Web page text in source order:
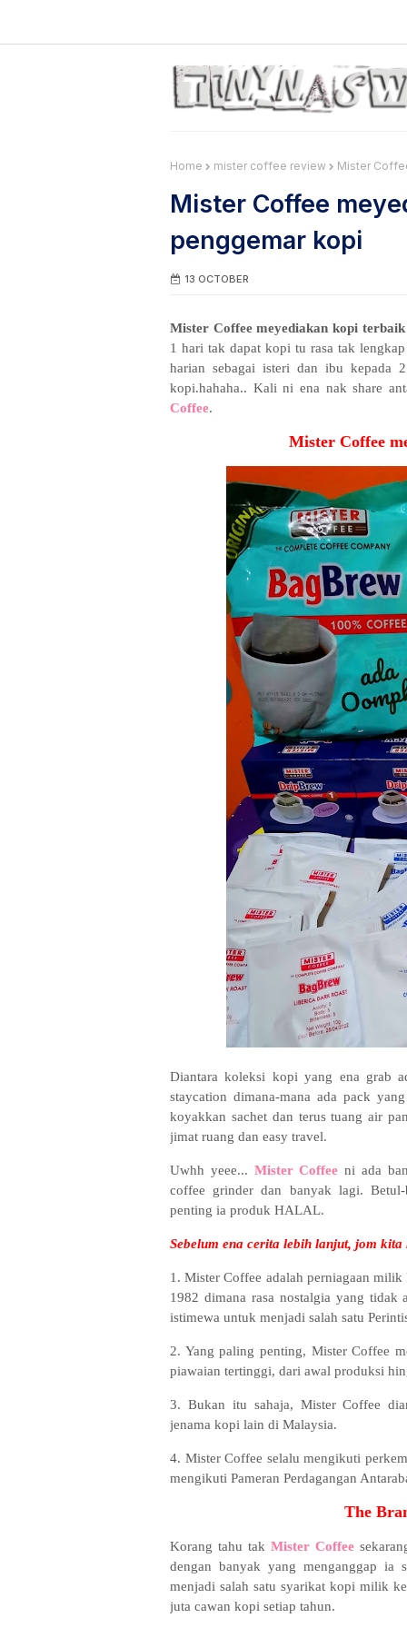
Home mister coffee review Mister
Mister Coffee
penggemar kopi
13 OCTOBER
Mister Coffee meyediakan kopi
1 hari tak dapat kopi tu rasa tak
harian sebagai isteri dan ibu kepada
kopi.hahaha.. Kali ni ena nak share
Coffee.
Mister Coffee
Diantara koleksi kopi yang ena grab
staycation dimana-mana ada pack
koyakkan sachet dan terus tuang air
jimat ruang dan easy travel.
Uwhh yeee... Mister Coffee ni ada
coffee grinder dan banyak lagi.
penting ia produk HALAL.
Sebelum ena cerita lebih lanjut, jom
1. Mister Coffee adalah perniagaan
1982 dimana rasa nostalgia yang
istimewa untuk menjadi salah satu
2. Yang paling penting, Mister Coffee
piawaian tertinggi, dari awal produksi
3. Bukan itu sahaja, Mister Coffee
jenama kopi lain di Malaysia.
4. Mister Coffee selalu mengikuti
mengikuti Pameran Perdagangan
The
Korang tahu tak Mister Coffee
dengan banyak yang menganggap ia
menjadi salah satu syarikat kopi milik
juta cawan kopi setiap tahun.